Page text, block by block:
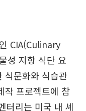
CIA(Culinary
성 지향 식단 요
식문화와 식습관
작 프로젝트에 참
터리는 미국 내 셰